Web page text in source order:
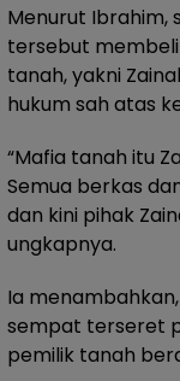
Menurut Ibrahim,
tersebut
tanah, yakni
hukum sah atas
“Mafia tanah itu
Semua berkas
dan kini pihak
ungkapnya.
Ia
sempat terseret
pemilik tanah